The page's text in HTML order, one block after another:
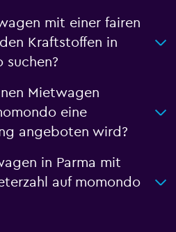
mit einer fairen
Kraftstoffen in
suchen?
Mietwagen
eine
angeboten wird?
in Parma mit
auf momondo